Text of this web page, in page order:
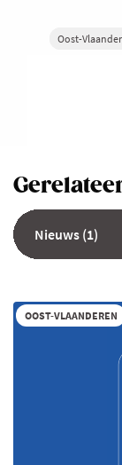
Oost-
Nieuws (1)
OOST-VLAANDEREN